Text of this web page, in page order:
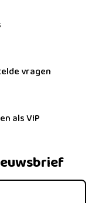
vragen
als VIP